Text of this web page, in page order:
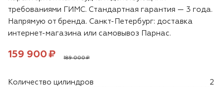
Двигатели
Аксессуары
Мотодрели
Снегоотбрасыватели
требованиями ГИМС. Стандартная гарантия — 3 года.
Напрямую от бренда. Санкт-Петербург: доставка
интернет-магазина или самовывоз Парнас.
Количество цилиндров 2
Цена:
159 900 ₽рублей
189 000 ₽